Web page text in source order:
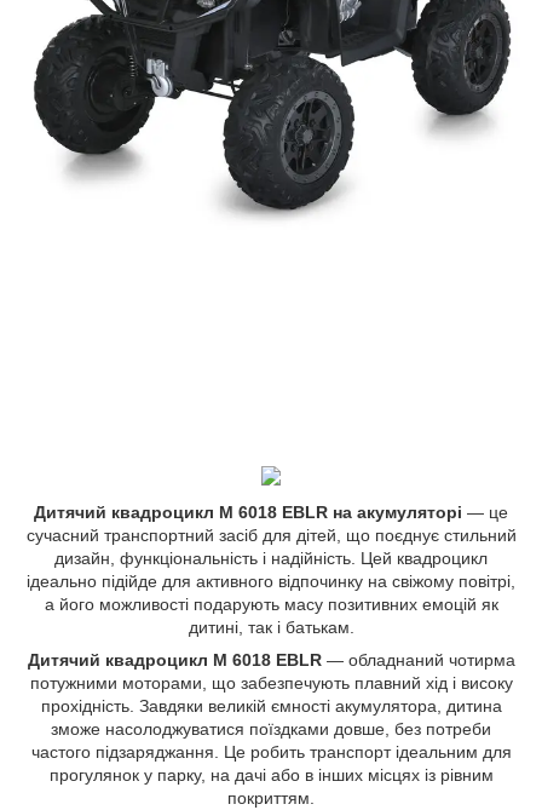
Дитячий квадроцикл M 6018 EBLR на акумуляторі — це
сучасний транспортний засіб для дітей, що поєднує стильний
дизайн, функціональність і надійність. Цей квадроцикл
ідеально підійде для активного відпочинку на свіжому повітрі,
а його можливості подарують масу позитивних емоцій як
дитині, так і батькам.
Дитячий квадроцикл M 6018 EBLR — обладнаний чотирма
потужними моторами, що забезпечують плавний хід і високу
прохідність. Завдяки великій ємності акумулятора, дитина
зможе насолоджуватися поїздками довше, без потреби
частого підзаряджання. Це робить транспорт ідеальним для
прогулянок у парку, на дачі або в інших місцях із рівним
покриттям.